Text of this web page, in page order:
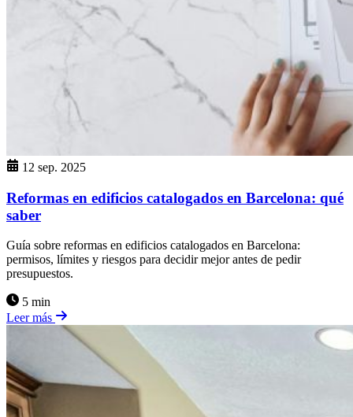
12 sep. 2025
Reformas en edificios catalogados en Barcelona: qué
saber
Guía sobre reformas en edificios catalogados en Barcelona:
permisos, límites y riesgos para decidir mejor antes de pedir
presupuestos.
5 min
Leer más